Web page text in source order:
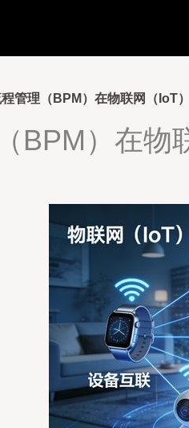
管理（BPM）在物联网（IoT
BPM）在物